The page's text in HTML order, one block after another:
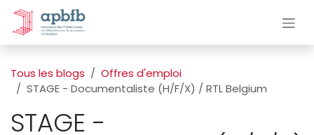
Se rendre au contenu
Tous les blogs
Offres d'emploi
STAGE - Documentaliste (H/F/X) / RTL Belgium
STAGE -